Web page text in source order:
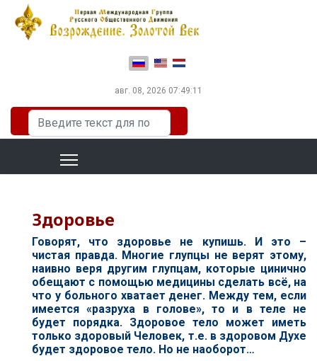
Выберите язык
авг. 08, 2026 07:49:11
Искать...
Здоровье
Говорят, что здоровье не купишь. И это –
чистая правда. Многие глупцы не верят этому,
наивно веря другим глупцам, которые цинично
обещают с помощью медицины сделать всё, на
что у больного хватает денег. Между тем, если
имеется «разруха в голове», то и в теле не
будет порядка. Здоровое тело может иметь
только здоровый Человек, т.е. в здоровом Духе
будет здоровое тело. Но не наоборот…